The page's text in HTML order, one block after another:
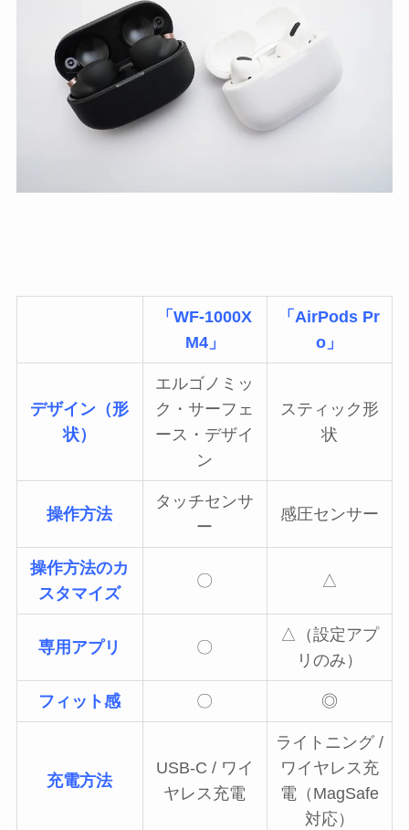
「WF-1000X
M4」
「AirPods Pr
o」
デザイン（形
状）
エルゴノミッ
ク・サーフェ
ース・デザイ
ン
スティック形
状
操作方法
タッチセンサ
ー
感圧センサー
操作方法のカ
スタマイズ
〇 △
専用アプリ 〇
△（設定アプ
リのみ）
フィット感 〇 ◎
充電方法
USB-C / ワイ
ヤレス充電
ライトニング /
ワイヤレス充
電（MagSafe
対応）